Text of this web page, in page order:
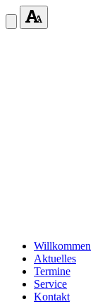
Willkommen
Aktuelles
Termine
Service
Kontakt